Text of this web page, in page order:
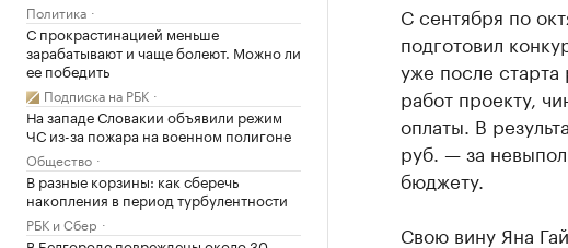
Политика
С прокрастинацией меньше
зарабатывают и чаще болеют. Можно ли
ее победить
Подписка на РБК
На западе Словакии объявили режим
ЧС из-за пожара на военном полигоне
Общество
В разные корзины: как сберечь
накопления в период турбулентности
РБК и Сбер
С сентября по
подготовил
уже после
работ проекту,
оплаты. В
руб. — за
бюджету.
Свою вину Яна